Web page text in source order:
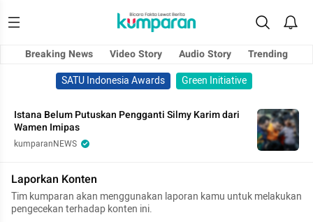
Breaking News Video Story Audio Story
Trending
SATU Indonesia Awards
Green Initiative
Istana Belum Putuskan Pengganti Silmy Karim dari
Wamen Imipas
kumparanNEWS
Laporkan Konten
Tim kumparan akan menggunakan laporan kamu untuk melakukan
pengecekan terhadap konten ini.